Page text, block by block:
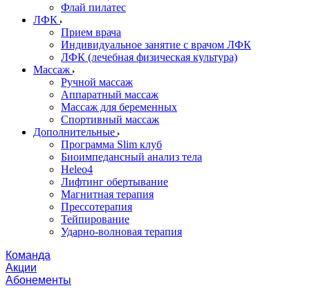
Флай пилатес
ЛФК
Прием врача
Индивидуальное занятие с врачом ЛФК
ЛФК (лечебная физическая культура)
Массаж
Ручной массаж
Аппаратный массаж
Массаж для беременных
Спортивный массаж
Дополнительные
Программа Slim клуб
Биоимпедансный анализ тела
Heleo4
Лифтинг обертывание
Магнитная терапия
Прессотерапия
Тейпирование
Ударно-волновая терапия
Команда
Акции
Абонементы